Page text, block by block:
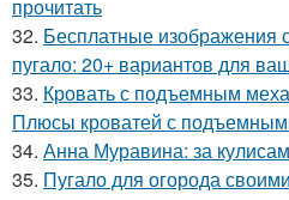
прочитать
32. Бесплатные изображения
пугало: 20+ вариантов для
33. Кровать с подъемным
Плюсы кроватей с
34. Анна Муравина: за
35. Пугало для огорода